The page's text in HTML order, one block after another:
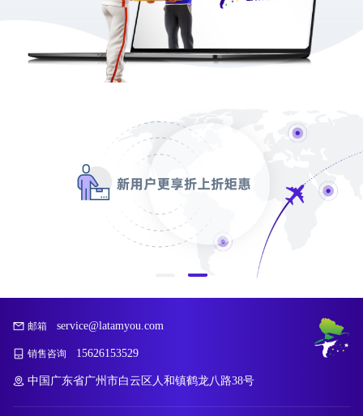
邮箱 service@latamyou.com
销售咨询 15626153529
中国广东省广州市白云区人和镇鹤龙八路38号